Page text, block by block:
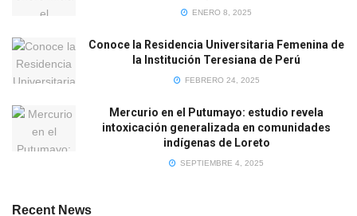
ENERO 8, 2025
Conoce la Residencia Universitaria Femenina de
la Institución Teresiana de Perú
FEBRERO 24, 2025
Mercurio en el Putumayo: estudio revela
intoxicación generalizada en comunidades
indígenas de Loreto
SEPTIEMBRE 4, 2025
Recent News